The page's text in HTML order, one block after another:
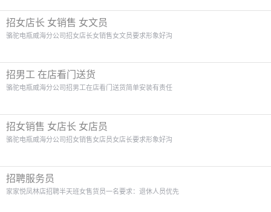
招女店长 女销售 女文员
骆驼电瓶威海分公司招女店长女销售女文员要求形象好沟
招男工 在店看门送货
骆驼电瓶威海分公司招男工在店看门送货简单安装有责任
招女销售 女店长 女店员
骆驼电瓶威海分公司招女销售女店员女店长要求形象好沟
招聘服务员
家家悦凤林店招聘半天班女售货员一名要求：退休人员优先